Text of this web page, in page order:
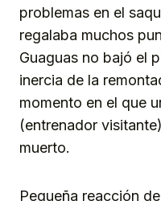
problemas en el
regalaba muchos
Guaguas no bajó el
inercia de la
momento en el que
(entrenador
muerto.
Pequeña reacción